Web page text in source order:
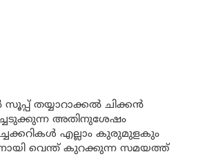
തയ്യാറാക്കൽ ചിക്കൻ
അതിനുശേഷം
എല്ലാം കുരുമുളകും
വെന്ത് കുറക്കുന്ന സമയത്ത്